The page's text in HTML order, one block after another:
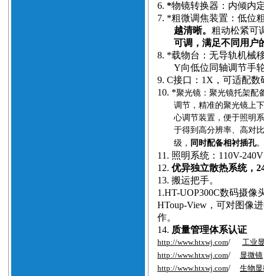
6. *物镜转换器：内倾内
7. *粗微调焦装置：低位
越清晰。 粗动松紧可
可调，满足不同用户
8. *载物台：无导轨机械
Y向低位同轴调节手
9. C接口：1X，可适配
10. *聚光镜：聚光镜托架配
调节，精准的聚光镜上
心调节装置，便于照明
于得到高分辨率、高对
级， 同时配备相衬插孔。
11. 照明系统：110V-
12. 优异独立散热系统，
13. 搬运把手。
1.HT-UOP300C数码摄像
HToup-View，可对图像
作。
14. 质量管理体系认证
http://www.htxwj.com/
工业
http://www.htxwj.com/
显微镜
http://www.htxwj.com/
生物